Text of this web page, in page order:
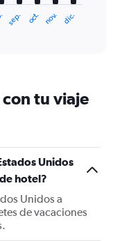
sep. oct. nov. dic.
tu viaje
Unidos
hotel?
Unidos a
de vacaciones